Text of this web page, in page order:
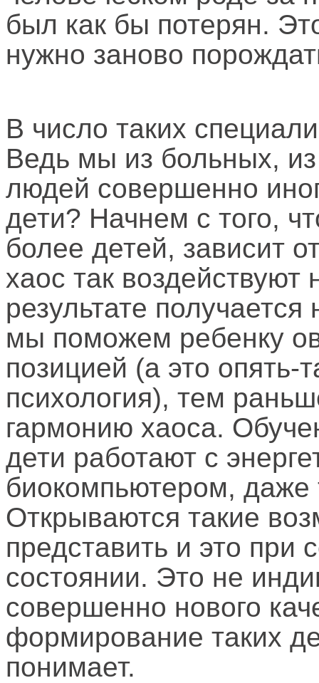
был как бы потерян.
нужно заново
В число таких
Ведь мы из больных,
людей совершенно
дети? Начнем с того,
более детей, зависит
хаос так воздействуют
результате
мы поможем ребенку
позицией (а это опять-
психология), тем
гармонию хаоса.
дети работают с
биокомпьютером, даже
Открываются такие
представить и это
состоянии. Это не
совершенно нового
формирование таких
понимает.